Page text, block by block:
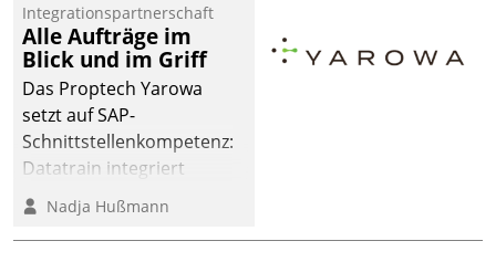
passende Fragen und
Schlagworte auswirft.
Eine intuitive
Dialogführung ermöglicht
dem externen
Serviceteam, Anrufe von
Mietenden zügiger und
effizienter zu bearbeiten.
Integrationspartnerschaft
Alle Aufträge im
Blick und im Griff
Das Proptech Yarowa
setzt auf SAP-
Schnittstellenkompetenz:
Datatrain integriert
Yarowas Portal zur
Vergabe und Verwaltung
von Aufträgen der
Nadja Hußmann